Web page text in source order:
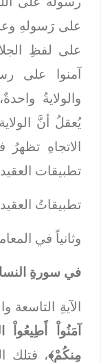
على رَسولهِ
على لفظِ
آمنوا على
والولايةُ
يُعقلُ أنَّ
الاتجاهِ
تطبيقات
تطبيقاتُ
وثانياً في
في سورةِ
الآيةِ التاسعة
آمَنُواْ أَطِيعُواْ
مِنكُمْ﴾، فتلك